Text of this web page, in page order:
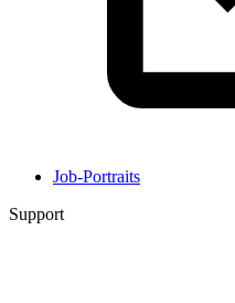
Job-Portraits
Support